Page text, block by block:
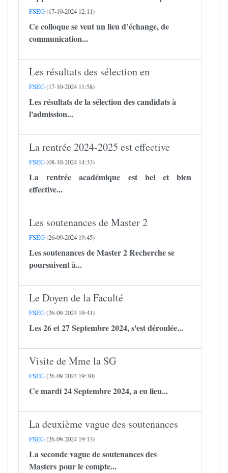
FSEG(17-10-2024 12:11)
Ce colloque se veut un lieu d’échange, de
communication...
Les résultats des sélection en
FSEG(17-10-2024 11:58)
Les résultats de la sélection des candidats à
l'admission...
La rentrée 2024-2025 est effective
FSEG(08-10-2024 14:33)
La rentrée académique est bel et bien
effective...
Les soutenances de Master 2
FSEG(26-09-2024 19:45)
Les soutenances de Master 2 Recherche se
poursuivent à...
Le Doyen de la Faculté
FSEG(26-09-2024 19:41)
Les 26 et 27 Septembre 2024, s'est déroulée...
Visite de Mme la SG
FSEG(26-09-2024 19:30)
Ce mardi 24 Septembre 2024, a eu lieu...
La deuxième vague des soutenances
FSEG(26-09-2024 19:13)
La seconde vague de soutenances des
Masters pour le compte...